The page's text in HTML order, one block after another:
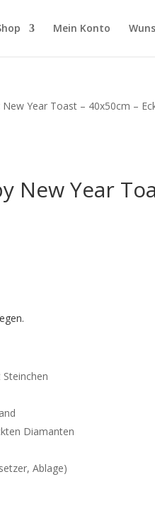
Mein Konto
Year Toast – 40x50cm –
New Year
Diamanten
Ablage)